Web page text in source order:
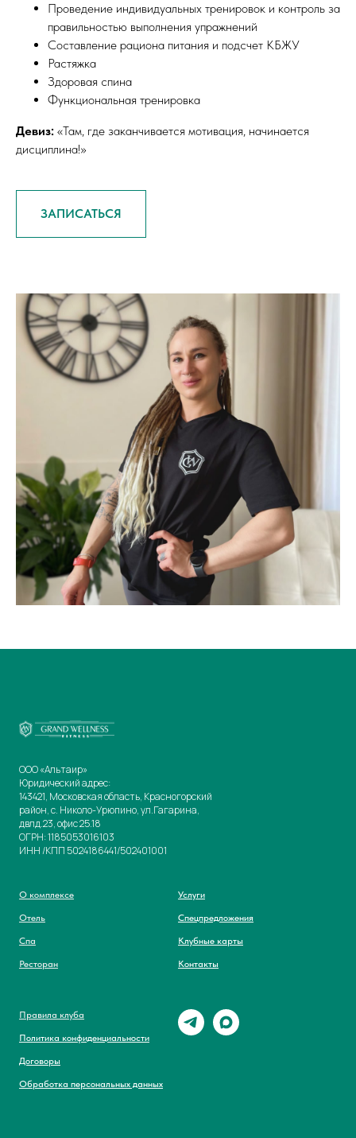
Проведение индивидуальных тренировок и контроль за
правильностью выполнения упражнений
Составление рациона питания и подсчет КБЖУ
Растяжка
Здоровая спина
Функциональная тренировка
Девиз: «Там, где заканчивается мотивация, начинается
дисциплина!»
ЗАПИСАТЬСЯ
ООО «Альтаир»
Юридический адрес:
143421, Московская область, Красногорский
район, с. Николо-Урюпино, ул.Гагарина,
двлд.23, офис 25.18
ОГРН: 1185053016103
ИНН /КПП 5024186441/502401001
О комплексе
Отель
Спа
Ресторан
Услуги
Спецпредложения
Клубные карты
Контакты
Правила клуба
Политика конфиденциальности
Договоры
Обработка персональных данных